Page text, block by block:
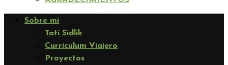
Sobre mi
Tati Sidlik
Curriculum Viajero
Proyectos